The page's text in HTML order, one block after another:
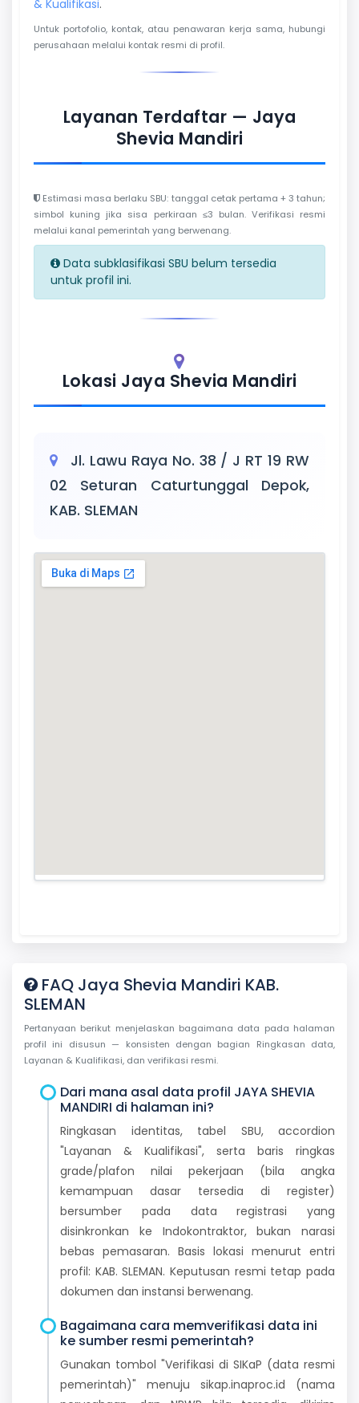
& Kualifikasi.
Untuk portofolio, kontak, atau penawaran kerja sama, hubungi
perusahaan melalui kontak resmi di profil.
Layanan Terdaftar — Jaya
Shevia Mandiri
Estimasi masa berlaku SBU: tanggal cetak pertama + 3 tahun;
simbol kuning jika sisa perkiraan ≤3 bulan. Verifikasi resmi
melalui kanal pemerintah yang berwenang.
Data subklasifikasi SBU belum tersedia
untuk profil ini.
Lokasi Jaya Shevia Mandiri
Jl. Lawu Raya No. 38 / J RT 19 RW
02 Seturan Caturtunggal Depok,
KAB. SLEMAN
FAQ Jaya Shevia Mandiri KAB.
SLEMAN
Pertanyaan berikut menjelaskan bagaimana data pada halaman
profil ini disusun — konsisten dengan bagian Ringkasan data,
Layanan & Kualifikasi, dan verifikasi resmi.
Dari mana asal data profil JAYA SHEVIA
MANDIRI di halaman ini?
Ringkasan identitas, tabel SBU, accordion
"Layanan & Kualifikasi", serta baris ringkas
grade/plafon nilai pekerjaan (bila angka
kemampuan dasar tersedia di register)
bersumber pada data registrasi yang
disinkronkan ke Indokontraktor, bukan narasi
bebas pemasaran. Basis lokasi menurut entri
profil: KAB. SLEMAN. Keputusan resmi tetap pada
dokumen dan instansi berwenang.
Bagaimana cara memverifikasi data ini
ke sumber resmi pemerintah?
Gunakan tombol "Verifikasi di SIKaP (data resmi
pemerintah)" menuju sikap.inaproc.id (nama